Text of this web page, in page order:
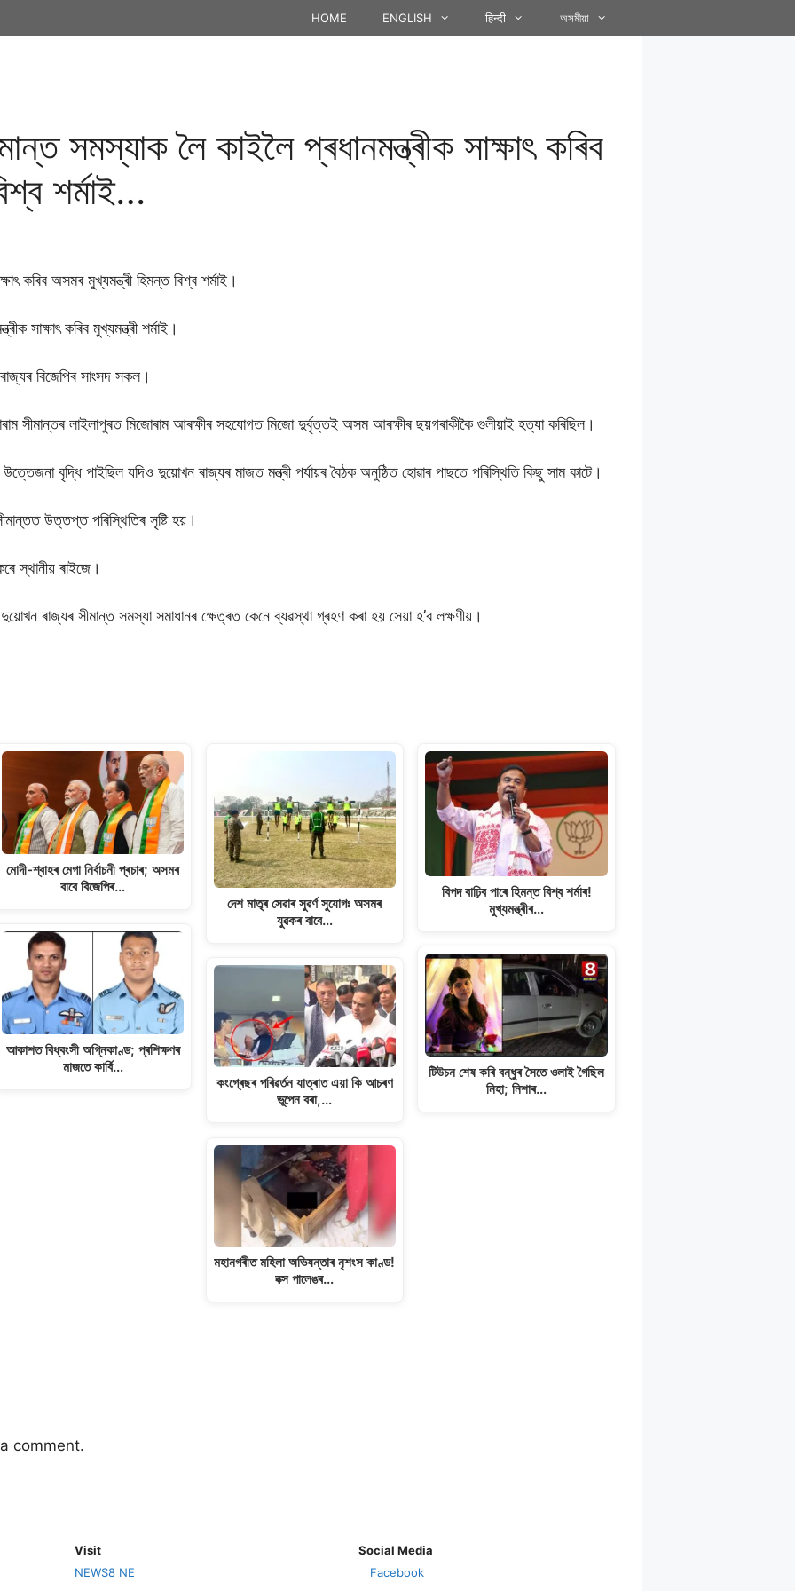
HOME ENGLISH हिन्दी অসমীয়া
সমস্যাক লৈ কাইলৈ প্ৰধানমন্ত্ৰীক সাক্ষাৎ কৰিব
শৰ্মাই…
কৰিব অসমৰ মুখ্যমন্ত্ৰী হিমন্ত বিশ্ব শৰ্মাই।
সাক্ষাৎ কৰিব মুখ্যমন্ত্ৰী শৰ্মাই।
ৰাজ্যৰ বিজেপিৰ সাংসদ সকল।
সীমান্তৰ লাইলাপুৰত মিজোৰাম আৰক্ষীৰ সহযোগত মিজো দুৰ্বৃত্তই অসম আৰক্ষীৰ ছয়গৰাকীকৈ গুলীয়াই হত্যা কৰিছিল।
বৃদ্ধি পাইছিল যদিও দুয়োখন ৰাজ্যৰ মাজত মন্ত্ৰী পৰ্যায়ৰ বৈঠক অনুষ্ঠিত হোৱাৰ পাছতে পৰিস্থিতি কিছু সাম কাটে।
উত্তপ্ত পৰিস্থিতিৰ সৃষ্টি হয়।
স্থানীয় ৰাইজে।
দুয়োখন ৰাজ্যৰ সীমান্ত সমস্যা সমাধানৰ ক্ষেত্ৰত কেনে ব্যৱস্থা গ্ৰহণ কৰা হয় সেয়া হ’ব লক্ষণীয়।
মোদী-শ্বাহৰ মেগা নিৰ্বাচনী প্ৰচাৰ; অসমৰ
বাবে বিজেপিৰ…
আকাশত বিধ্বংসী অগ্নিকাণ্ড; প্ৰশিক্ষণৰ
মাজতে কাৰ্বি…
দেশ মাতৃৰ সেৱাৰ সুৱৰ্ণ সুযোগঃ অসমৰ
যুৱকৰ বাবে…
কংগ্ৰেছৰ পৰিৱৰ্তন যাত্ৰাত এয়া কি আচৰণ
ভূপেন বৰা,…
মহানগৰীত মহিলা অভিযন্তাৰ নৃশংস কাণ্ড!
বক্স পালেঙৰ…
বিপদ বাঢ়িব পাৰে হিমন্ত বিশ্ব শৰ্মাৰ!
মুখ্যমন্ত্ৰীৰ…
টিউচন শেষ কৰি বন্ধুৰ সৈতে ওলাই গৈছিল
নিহা; নিশাৰ…
comment.
Visit
NEWS8 NE
Social Media
Facebook